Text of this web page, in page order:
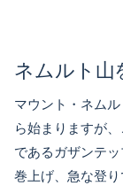
ネムルト山
マウント・ネム
ら始まりますが
であるガザンテ
巻上げ、急な登